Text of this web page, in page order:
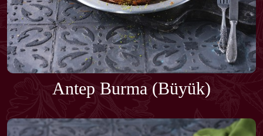
Antep Burma (Büyük)